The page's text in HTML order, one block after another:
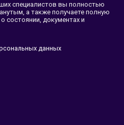
специалистов вы полностью
а также получаете полную
состоянии, документах и
данных